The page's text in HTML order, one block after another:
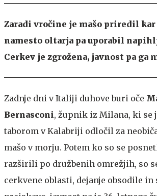
Zaradi vročine je mašo priredil kar
namesto oltarja pa uporabil
Cerkev je zgrožena, javnost pa ga
Zadnje dni v Italiji duhove buri oče
Bernasconi, župnik iz Milana, ki se
taborom v Kalabriji odločil za
mašo v morju. Potem ko so se
razširili po družbenih omrežjih, so
cerkvene oblasti, dejanje obsodile